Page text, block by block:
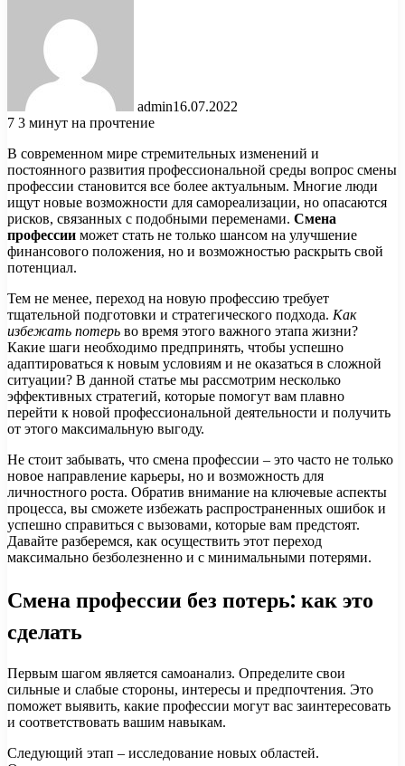
admin16.07.2022
7 3 минут на прочтение
В современном мире стремительных изменений и
постоянного развития профессиональной среды вопрос смены
профессии становится все более актуальным. Многие люди
ищут новые возможности для самореализации, но опасаются
рисков, связанных с подобными переменами. Смена
профессии может стать не только шансом на улучшение
финансового положения, но и возможностью раскрыть свой
потенциал.
Тем не менее, переход на новую профессию требует
тщательной подготовки и стратегического подхода. Как
избежать потерь во время этого важного этапа жизни?
Какие шаги необходимо предпринять, чтобы успешно
адаптироваться к новым условиям и не оказаться в сложной
ситуации? В данной статье мы рассмотрим несколько
эффективных стратегий, которые помогут вам плавно
перейти к новой профессиональной деятельности и получить
от этого максимальную выгоду.
Не стоит забывать, что смена профессии – это часто не только
новое направление карьеры, но и возможность для
личностного роста. Обратив внимание на ключевые аспекты
процесса, вы сможете избежать распространенных ошибок и
успешно справиться с вызовами, которые вам предстоят.
Давайте разберемся, как осуществить этот переход
максимально безболезненно и с минимальными потерями.
Смена профессии без потерь: как это
сделать
Первым шагом является самоанализ. Определите свои
сильные и слабые стороны, интересы и предпочтения. Это
поможет выявить, какие профессии могут вас заинтересовать
и соответствовать вашим навыкам.
Следующий этап – исследование новых областей.